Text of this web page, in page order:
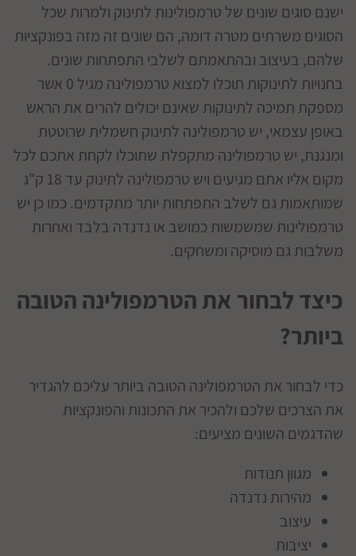
ישנם סוגים שונים של טרמפולינות לתינוק ולמרות שכל
הסוגים משרתים מטרה דומה, הם שונים זה מזה בפונקציות
שלהם, בעיצוב ובהתאמתם לשלבי התפתחות שונים.
בחנויות לתינוקות תוכלו למצוא טרמפולינה מגיל 0 אשר
מספקת תמיכה לתינוקות שאינם יכולים להרים את הראש
באופן עצמאי, יש טרמפולינה לתינוק חשמלית שרוטטת
ומנגנת, יש טרמפולינה מתקפלת שתוכלו לקחת אתכם לכל
מקום אליו אתם מגיעים ויש טרמפולינה לתינוק עד 18 ק"ג
שמותאמות גם לשלב התפתחות יותר מתקדמים. כמו כן יש
טרמפולינות שמשמשות כמושב או נדנדה בלבד ואחרות
משלבות גם מוסיקה ומשחקים.
כיצד לבחור את הטרמפולינה הטובה
ביותר?
כדי לבחור את הטרמפולינה הטובה ביותר עליכם להגדיר
את הצרכים שלכם ולהכיר את התכונות והפונקציות
שהדגמים השונים מציעים:
מגוון תנודות
מהירות נדנדה
עיצוב
יציבות